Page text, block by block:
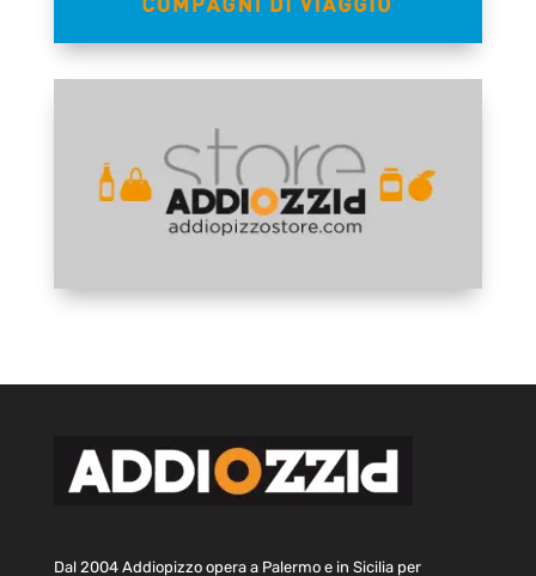
Dal 2004 Addiopizzo opera a Palermo e in Sicilia per